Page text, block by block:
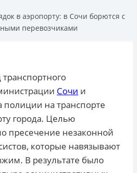
в аэропорту: в Сочи борются с
перевозчиками
Сочи и
полиции на транспорте
города. Целью
пресечение незаконной
которые навязывают
В результате было